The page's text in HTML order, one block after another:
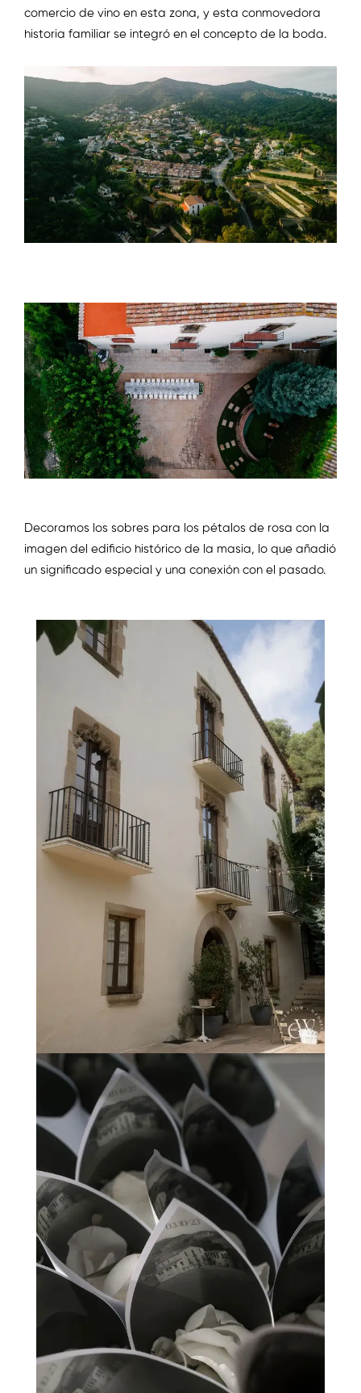
comercio de vino en esta zona, y esta conmovedora
historia familiar se integró en el concepto de la boda.
Decoramos los sobres para los pétalos de rosa con la
imagen del edificio histórico de la masia, lo que añadió
un significado especial y una conexión con el pasado.